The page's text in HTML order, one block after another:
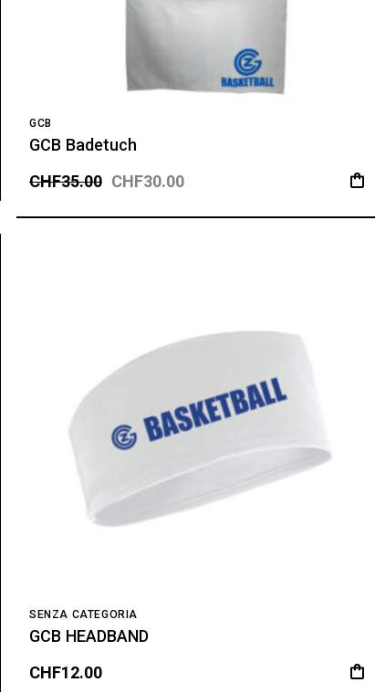
GCB
GCB Badetuch
CHF35.00 CHF30.00
SENZA CATEGORIA
GCB HEADBAND
CHF12.00